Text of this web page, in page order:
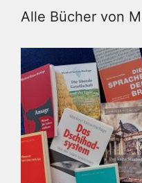
Alle Bücher von